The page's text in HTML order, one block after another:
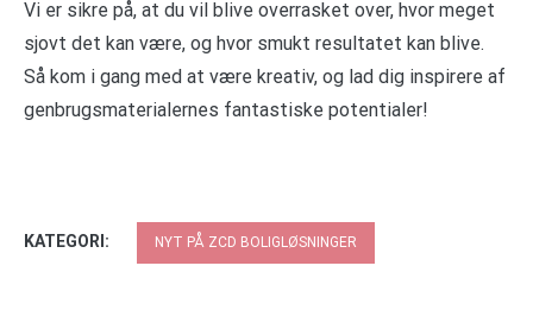
Vi er sikre på, at du vil blive overrasket over, hvor meget
sjovt det kan være, og hvor smukt resultatet kan blive.
Så kom i gang med at være kreativ, og lad dig inspirere af
genbrugsmaterialernes fantastiske potentialer!
KATEGORI: NYT PÅ ZCD BOLIGLØSNINGER